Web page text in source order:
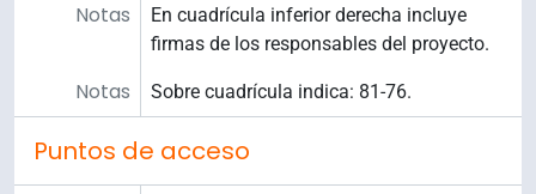
Notas
En cuadrícula inferior derecha incluye
firmas de los responsables del proyecto.
Notas Sobre cuadrícula indica: 81-76.
Puntos de acceso